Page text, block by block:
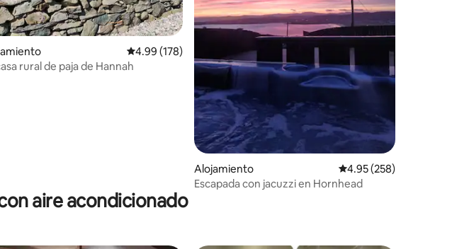
4.95 de 5, 293 reseñas
Calificación promedio: 4.99 de 5, 178 reseñas
4.99 (178)
rural de paja de Hannah
Alojamiento Calificación promedio:
4.95 (258)
Escapada con jacuzzi en Hornhead
aire acondicionado